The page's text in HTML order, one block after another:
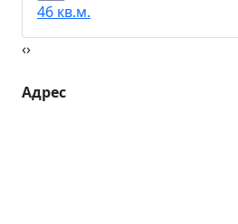
46 кв.м.
‹›
Адрес